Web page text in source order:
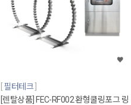
필터테크
[렌탈상품] FEC-RF002 환형쿨링포그 링